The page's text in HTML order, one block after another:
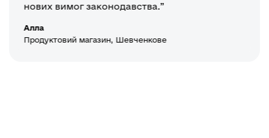
нових вимог законодавства.”
Алла
Продуктовий магазин, Шевченкове